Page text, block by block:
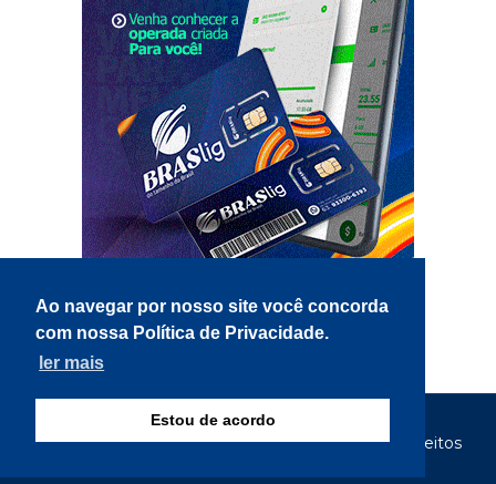
Ao navegar por nosso site você concorda
com nossa Política de Privacidade.
ler mais
Estou de acordo
© Copyright 2026 - Gazeta Tocantina - Todos os direitos